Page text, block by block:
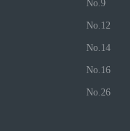
No.9
No.12
No.14
No.16
No.26